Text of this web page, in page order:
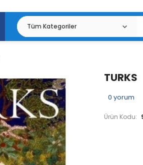
TURKS
0 yorum
Ürün Kodu: